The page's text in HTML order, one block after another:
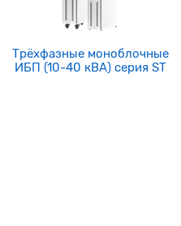
Трёхфазные моноблочные
ИБП (10-40 кВА) серия ST